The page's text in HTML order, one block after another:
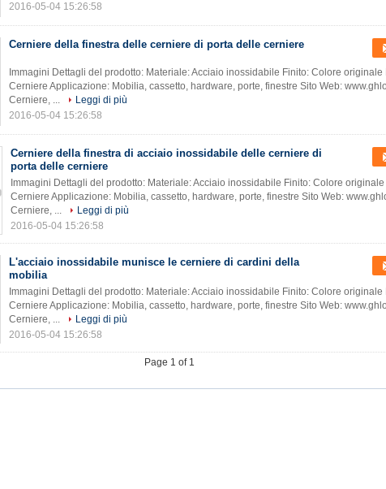
2016-05-04 15:26:58
Cerniere della finestra delle cerniere di porta delle cerniere
Immagini Dettagli del prodotto: Materiale: Acciaio inossidabile Finito: Colore originale
Cerniere Applicazione: Mobilia, cassetto, hardware, porte, finestre Sito Web:
Cerniere, ...
Leggi di più
2016-05-04 15:26:58
Cerniere della finestra di acciaio inossidabile delle cerniere di
porta delle cerniere
Immagini Dettagli del prodotto: Materiale: Acciaio inossidabile Finito: Colore
Cerniere Applicazione: Mobilia, cassetto, hardware, porte, finestre Sito Web:
Cerniere, ...
Leggi di più
2016-05-04 15:26:58
L'acciaio inossidabile munisce le cerniere di cardini della
mobilia
Immagini Dettagli del prodotto: Materiale: Acciaio inossidabile Finito: Colore originale
Cerniere Applicazione: Mobilia, cassetto, hardware, porte, finestre Sito Web:
Cerniere, ...
Leggi di più
2016-05-04 15:26:58
Page 1 of 1